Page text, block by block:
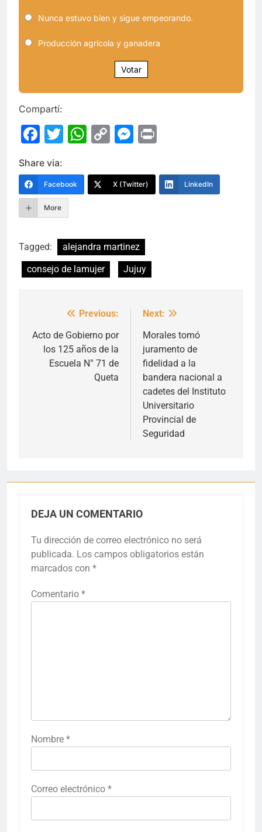
Nunca estuvo bien y sigue empeorando.
Producción agrícola y ganadera
Votar
Compartí:
Facebook
Twitter
WhatsApp
CopyMessenger
Share via:
Facebook X (Twitter) LinkedIn
More
Tagged:
alejandra martinez
consejo de lamujer
Jujuy
Navegación
de
entradas
Previous:
Acto de Gobierno por
los 125 años de la
Escuela N° 71 de
Queta
Next:
Morales tomó
juramento de
fidelidad a la
bandera nacional a
cadetes del Instituto
Universitario
Provincial de
Seguridad
DEJA UN COMENTARIO
Tu dirección de correo electrónico no será
publicada. Los campos obligatorios están
marcados con *
Comentario *
Nombre *
Correo electrónico *